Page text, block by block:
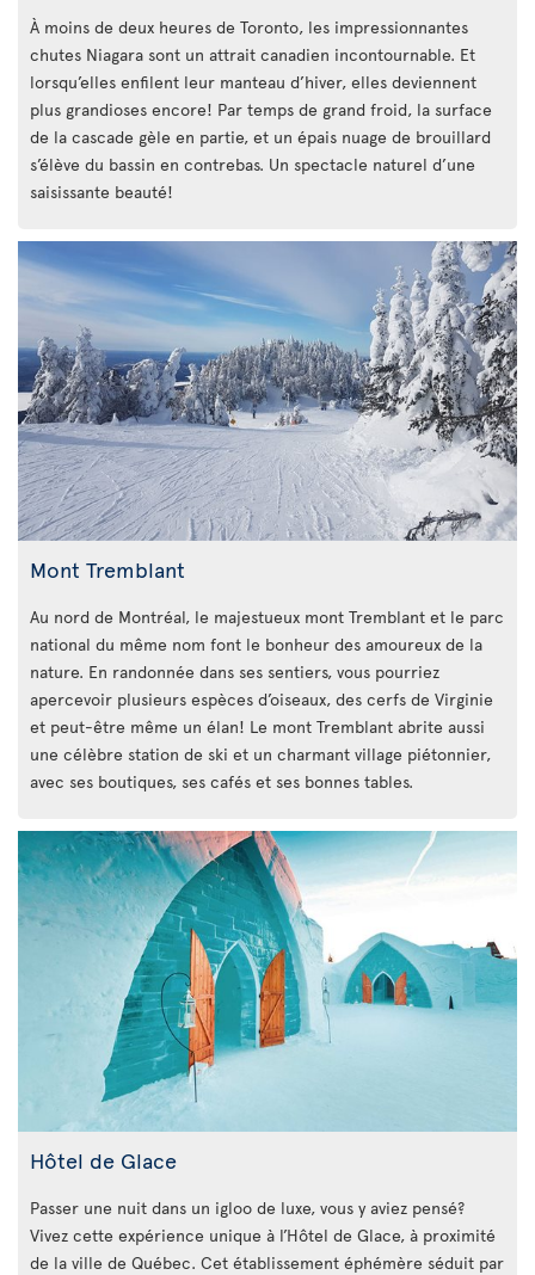
À moins de deux heures de Toronto, les impressionnantes
chutes Niagara sont un attrait canadien incontournable. Et
lorsqu’elles enfilent leur manteau d’hiver, elles deviennent
plus grandioses encore! Par temps de grand froid, la surface
de la cascade gèle en partie, et un épais nuage de brouillard
s’élève du bassin en contrebas. Un spectacle naturel d’une
saisissante beauté!
Mont Tremblant
Au nord de Montréal, le majestueux mont Tremblant et le parc
national du même nom font le bonheur des amoureux de la
nature. En randonnée dans ses sentiers, vous pourriez
apercevoir plusieurs espèces d’oiseaux, des cerfs de Virginie
et peut-être même un élan! Le mont Tremblant abrite aussi
une célèbre station de ski et un charmant village piétonnier,
avec ses boutiques, ses cafés et ses bonnes tables.
Hôtel de Glace
Passer une nuit dans un igloo de luxe, vous y aviez pensé?
Vivez cette expérience unique à l’Hôtel de Glace, à proximité
de la ville de Québec. Cet établissement éphémère séduit par